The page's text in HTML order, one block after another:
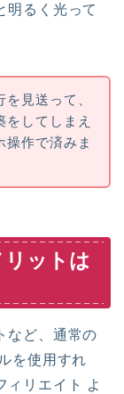
明るく光って
見送って、
をしてしまえ
操作で済みま
リットは
など、通常の
を使用すれ
ィリエイト よ